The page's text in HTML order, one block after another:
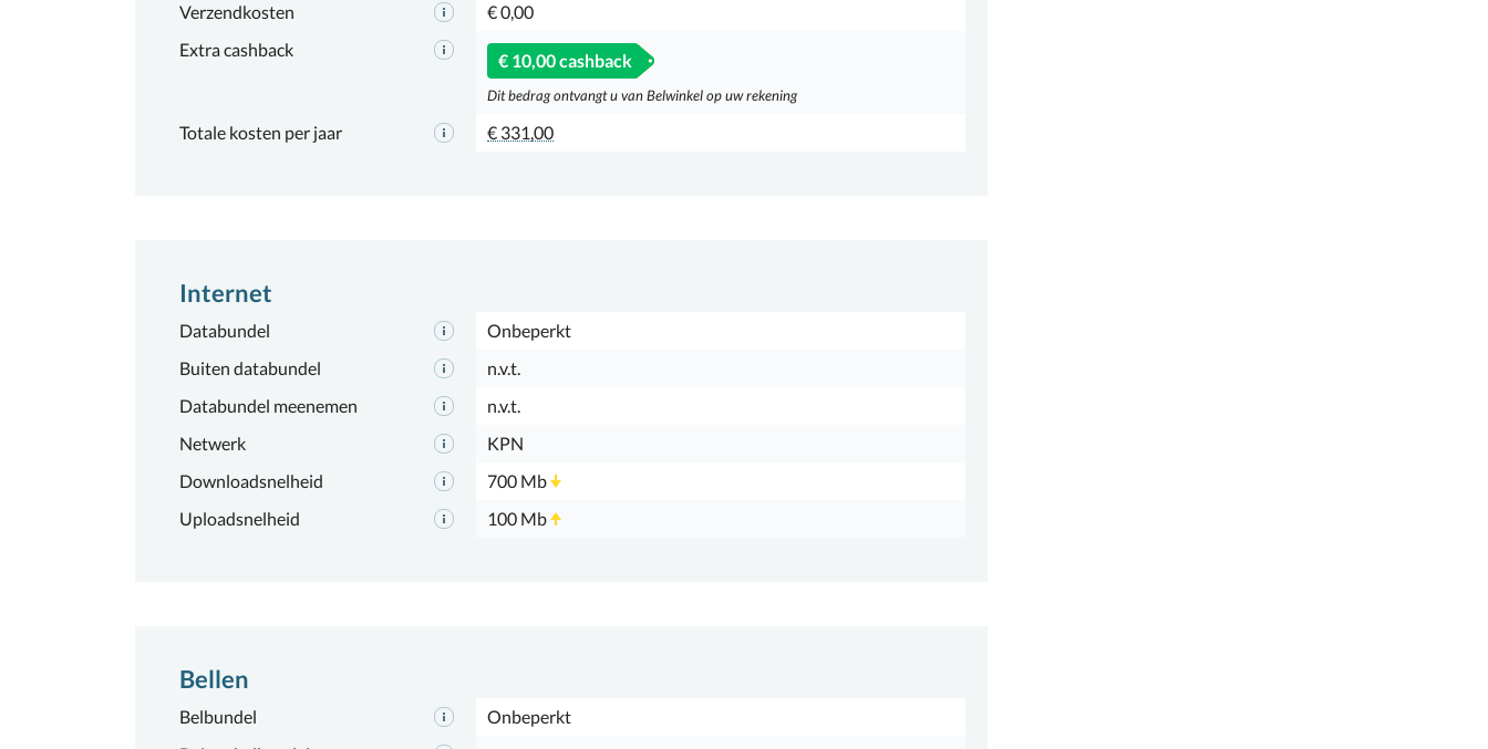
Verzendkosten
€ 0,00
Extra cashback
€ 10,00 cashback
Dit bedrag ontvangt u van Belwinkel op uw rekening
Totale kosten per jaar € 331,00
Internet
Databundel
Onbeperkt
Buiten databundel
n.v.t.
Databundel meenemen
n.v.t.
Netwerk
KPN
Downloadsnelheid
700 Mb
Uploadsnelheid
100 Mb
Bellen
Belbundel
Onbeperkt